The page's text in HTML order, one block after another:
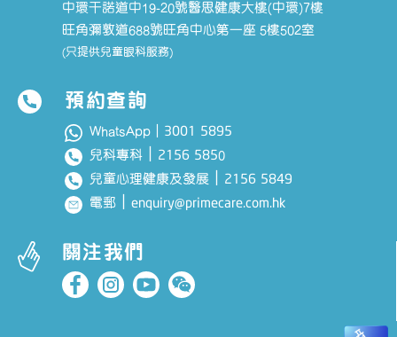
中環干諾道中19-20號醫思健康大樓(中環)7樓
旺角彌敦道688號旺角中心第一座 5樓502室
(只提供兒童眼科服務)
預約查詢
WhatsApp｜ 3001 5895
兒科專科 2156 5850
兒童心理健康及發展
2156 5849
電郵 ｜enquiry@primecare.com.hk
關注我們